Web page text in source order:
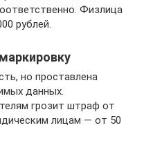
Физлица
рублей.
но проставлена
данных.
грозит штраф от
лицам — от 50